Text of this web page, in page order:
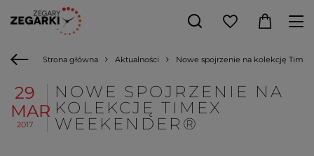
Strona główna Aktualności Nowe spojrzenie na kolekcję
29
MAR
2017
NOWE SPOJRZENIE NA
KOLEKCJĘ TIMEX
WEEKENDER®